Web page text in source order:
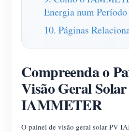
Energia num
10. Páginas
Compreenda o
Visão Geral
IAMMETER
O painel de visão geral solar PV